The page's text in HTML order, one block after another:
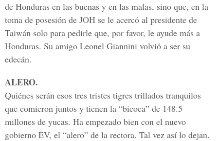
de Honduras en las buenas y en las malas, sino que, en la
toma de posesión de JOH se le acercó al presidente de
Taiwán solo para pedirle que, por favor, le ayude más a
Honduras. Su amigo Leonel Giannini volvió a ser su
edecán.
ALERO.
Quiénes serán esos tres tristes tigres trillados tranquilos
que comieron juntos y tienen la “bicoca” de 148.5
millones de yucas. Ha empezado bien con el nuevo
gobierno EV, el “alero” de la rectora. Tal vez así lo dejan.